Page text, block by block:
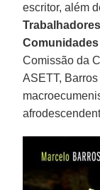
escritor, além
Comissão da
ASETT,